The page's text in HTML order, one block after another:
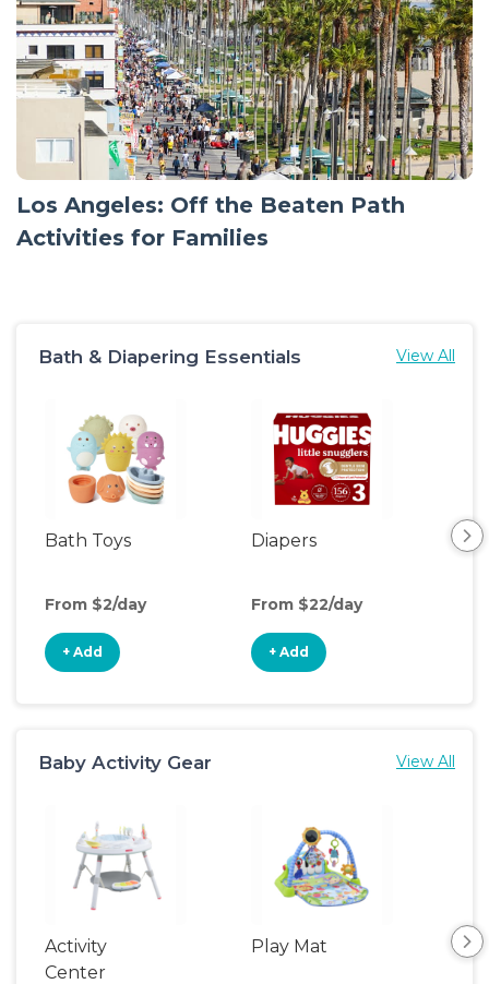
Los Angeles: Off the Beaten Path
Activities for Families
Bath & Diapering Essentials View All
Bath Toys
From $2/day
+ Add
Diapers
From $22/day
+ Add
Baby Activity Gear View All
Activity
Center
Play Mat